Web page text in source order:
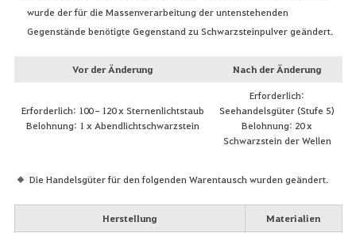
wurde der für die Massenverarbeitung der untenstehenden
Gegenstände benötigte Gegenstand zu Schwarzsteinpulver geändert.
Vor der Änderung Nach der Änderung
Erforderlich: 100–120 x Sternenlichtstaub
Belohnung: 1 x Abendlichtschwarzstein
Erforderlich:
Seehandelsgüter (Stufe 5)
Belohnung: 20 x
Schwarzstein der Wellen
Die Handelsgüter für den folgenden Warentausch wurden geändert.
Herstellung Materialien